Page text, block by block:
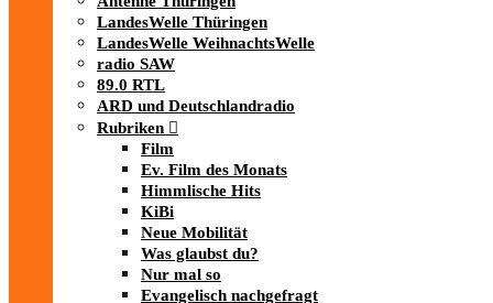
LandesWelle Thüringen
LandesWelle WeihnachtsWelle
radio SAW
89.0 RTL
ARD und Deutschlandradio
Rubriken
Film
Ev. Film des Monats
Himmlische Hits
KiBi
Neue Mobilität
Was glaubst du?
Nur mal so
Evangelisch nachgefragt